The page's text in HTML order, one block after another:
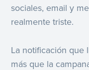
sociales, email y
realmente triste.
La notificación que
más que la